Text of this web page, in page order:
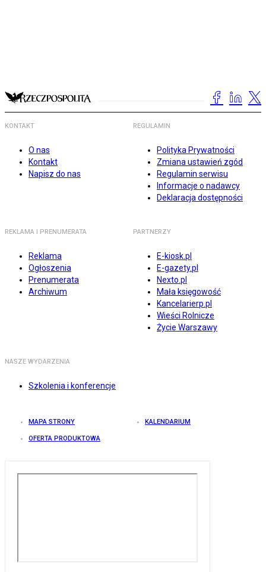
KONTAKT
O nas
Kontakt
Napisz do nas
REGULAMIN
Polityka Prywatności
Zmiana ustawień zgód
Regulamin serwisu
Informacje o nadawcy
Deklaracja dostępności
REKLAMA I PRENUMERATA
Reklama
Ogłoszenia
Prenumerata
Archiwum
PARTNERZY
E-kiosk.pl
E-gazety.pl
Nexto.pl
Mała księgowość
Kancelarierp.pl
Wieści Rolnicze
Życie Warszawy
NASZE WYDARZENIA
Szkolenia i konferencje
MAPA STRONY KALENDARIUM
OFERTA PRODUKTOWA